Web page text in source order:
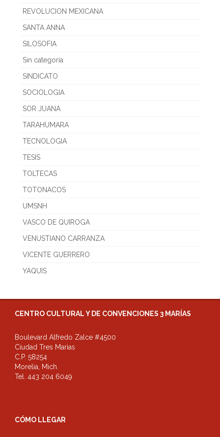
REVOLUCION MEXICANA
SANTA ANNA
SILOSOFIA
Sin categoría
SINDICATO
SOCIOLOGIA
SOR JUANA
TARAHUMARA
TECNOLOGIA
TESIS
TOLTECAS
TOTONACOS
UMSNH
VASCO DE QUIROGA
VENUSTIANO CARRANZA
VICENTE GUERRERO
YAQUIS
CENTRO CULTURAL Y DE CONVENCIONES 3 MARÍAS
Boulevard Alfredo Zalce #4500
Ciudad Tres Marias
C.P. 58254
Morelia, Mich.
Tel. 443 204 6049
CÓMO LLEGAR